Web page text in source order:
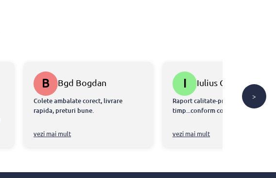
B Bgd Bogdan
Colete ambalate corect, livrare
rapida, preturi bune.
vezi mai mult
I Iulius Gal
Raport calitate-pret ok...livrare la
timp...conform comenzi....👍
vezi mai mult
>